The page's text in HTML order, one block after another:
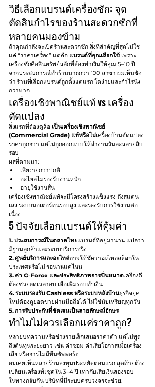
วิธีเลือกแบรนด์เครื่องซัก: จุด
ตัดสินกำไรของร้านสะดวกซักที่
หลายคนมองข้าม
ถ้าคุณกำลังจะเปิดร้านสะดวกซัก สิ่งที่สำคัญที่สุดไม่ใช่
แค่ “ราคาเครื่อง” แต่คือ แบรนด์ที่คุณเลือกใช้ เพราะ
เครื่องซักคือสินทรัพย์หลักที่ต้องทำเงินให้คุณ 5–10 ปี
จากประสบการณ์ทำร้านมากกว่า 100 สาขา ผมเห็นชัด
ว่า ร้านที่เลือกแบรนด์ถูกตั้งแต่แรก โตง่ายและกำไรนิ่ง
กว่ามาก
เครื่องเชิงพาณิชย์แท้ vs เครื่อง
ดัดแปลง
สิ่งแรกที่ต้องดูคือ เป็นเครื่องเชิงพาณิชย์
(Commercial Grade) แท้หรือไม่เครื่องบ้านดัดแปลง
ราคาถูกกว่า แต่ไม่ถูกออกแบบให้ทำงานวันละหลายสิบ
รอบ
ผลที่ตามมา:
เสียง่ายกว่าปกติ
อะไหล่ไม่รองรับงานหนัก
อายุใช้งานสั้น
เครื่องเชิงพาณิชย์แท้จะมีโครงสร้างแข็งแรง ถังสแตน
เลส ระบบมอเตอร์ทนรอบสูง และรองรับการใช้งานต่อ
เนื่อง
5 ปัจจัยเลือกแบรนด์ให้คุ้มค่า
1. ประสบการณ์ในตลาดไทยแบรนด์ที่อยู่มานาน แปลว่า
มีฐานลูกค้าและระบบบริการจริง
2. ศูนย์บริการและอะไหล่ถามให้ชัดว่าอะไหล่สต็อกใน
ประเทศหรือไม่ รอนานแค่ไหน
3. ค่า G-Force และประสิทธิภาพการปั่นหมาดเครื่องดี
ต้องช่วยลดเวลาอบ เพื่อเพิ่มรอบทำเงิน
4. ระบบรองรับ Cashless หรือระบบหลังบ้านธุรกิจยุค
ใหม่ต้องดูยอดขายผ่านมือถือได้ ไม่ใช่นับเหรียญทุกวัน
5. การรับประกันที่ชัดเจนเป็นลายลักษณ์อักษร
ทำไมไม่ควรเลือกแค่ราคาถูก?
หลายบทความหรือช่างรายเล็กเสนอราคาต่ำ แต่ไม่พูด
ถึงต้นทุนระยะยาว เช่น ค่าซ่อม ค่าเสียโอกาสเมื่อเครื่อง
เสีย หรือการไม่มีทีมซัพพอร์ต
ผมเคยเห็นหลายร้านลงทุนประหยัดตอนแรก สุดท้ายต้อง
เปลี่ยนเครื่องทั้งชุดใน 3–4 ปี เท่ากับเสียเงินสองรอบ
ในทางกลับกัน บริษัทที่มีระบบครบวงจรจะช่วย: